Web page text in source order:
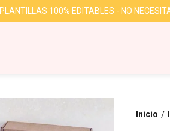
PLANTILLAS 100% EDITABLES - NO
Inicio /